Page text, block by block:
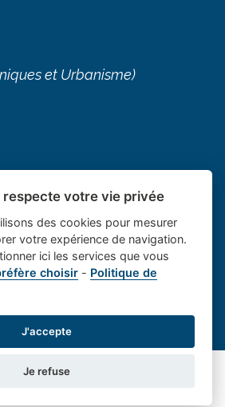
et Urbanisme)
solution web
- Le village de
-- Gestion des cookies
respecte votre vie privée
des cookies pour mesurer
votre expérience de navigation.
ici les services que vous
choisir - Politique de
J'accepte
Je refuse